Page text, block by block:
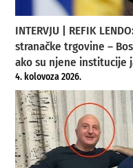
INTERVJU | REFIK
stranačke trgovine –
ako su njene institucije
4. kolovoza 2026.